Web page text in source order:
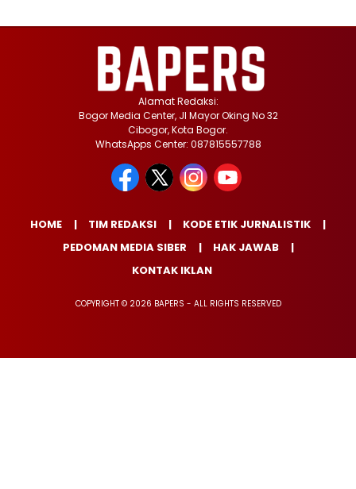
Alamat Redaksi:
Bogor Media Center, Jl Mayor Oking No 32
Cibogor, Kota Bogor.
WhatsApps Center: 087815557788
HOME TIM REDAKSI
KODE ETIK JURNALISTIK
PEDOMAN MEDIA SIBER
HAK JAWAB
KONTAK IKLAN
COPYRIGHT © 2026 BAPERS - ALL RIGHTS RESERVED